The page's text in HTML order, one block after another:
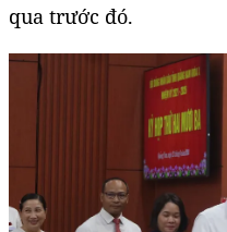
qua trước đó.